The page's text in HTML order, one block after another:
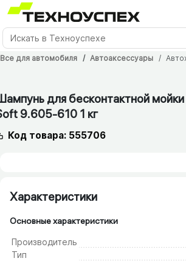
Все для автомобиля Автоаксессуары
для бесконтактной
9.605-610 1 кг
Код товара: 555706
Характеристики
Основные характеристики
Производитель
Тип